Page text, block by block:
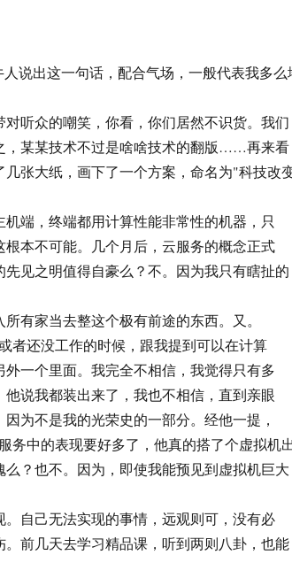
说出这一句话，配合气场，一般代表我多么
听众的嘲笑，你看，你们居然不识货。我们
，某某技术不过是啥啥技术的翻版……再来看
张大纸，画下了一个方案，命名为"科技改
端，终端都用计算性能非常性的机器，只
本不可能。几个月后，云服务的概念正式
见之明值得自豪么？不。因为我只有瞎扯的
有家当去整这个极有前途的东西。又。
者还没工作的时候，跟我提到可以在计算
一个里面。我完全不相信，我觉得只有多
说我都装出来了，我也不相信，直到亲眼
为不是我的光荣史的一部分。经他一提，
务中的表现要好多了，他真的搭了个虚拟机
？也不。因为，即使我能预见到虚拟机巨大
自己无法实现的事情，远观则可，没有必
前几天去学习精品课，听到两则八卦，也能